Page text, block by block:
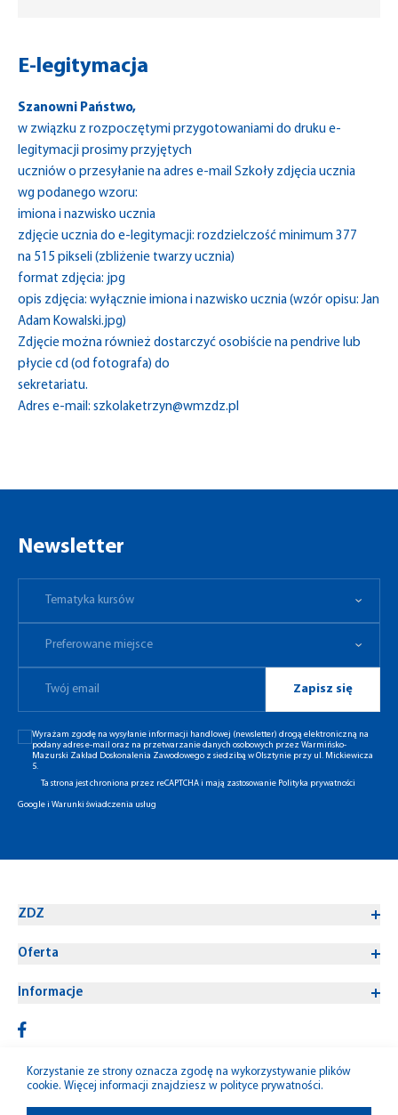
Korzystanie ze strony oznacza zgodę na wykorzystywanie plików
cookie. Więcej informacji znajdziesz w polityce prywatności.
E-legitymacja
Szanowni Państwo,
w związku z rozpoczętymi przygotowaniami do druku e-
legitymacji prosimy przyjętych
uczniów o przesyłanie na adres e-mail Szkoły zdjęcia ucznia
wg podanego wzoru:
imiona i nazwisko ucznia
zdjęcie ucznia do e-legitymacji: rozdzielczość minimum 377
na 515 pikseli (zbliżenie twarzy ucznia)
format zdjęcia: jpg
opis zdjęcia: wyłącznie imiona i nazwisko ucznia (wzór opisu: Jan
Adam Kowalski.jpg)
Zdjęcie można również dostarczyć osobiście na pendrive lub
płycie cd (od fotografa) do
sekretariatu.
Adres e-mail: szkolaketrzyn@wmzdz.pl
Newsletter
Tematyka kursów
Preferowane miejsce
Zapisz się
Wyrażam zgodę na wysyłanie informacji handlowej (newsletter) drogą elektroniczną na
podany adres e-mail oraz na przetwarzanie danych osobowych przez Warmińsko-
Mazurski Zakład Doskonalenia Zawodowego z siedzibą w Olsztynie przy ul. Mickiewicza
5.
Ta strona jest chroniona przez reCAPTCHA i mają zastosowanie Polityka prywatności
Googlei Warunki świadczenia usług
ZDZ
Oferta
Informacje